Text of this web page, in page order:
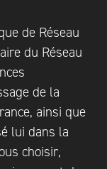
de Réseau
du Réseau
de la
ainsi que
lui dans la
choisir,